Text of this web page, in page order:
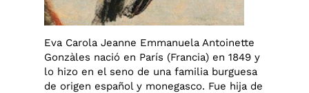
Eva Carola Jeanne Emmanuela Antoinette
Gonzàles nació en París (Francia) en 1849 y
lo hizo en el seno de una familia burguesa
de origen español y monegasco. Fue hija de